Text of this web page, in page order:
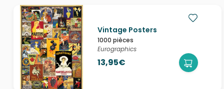
Vintage Posters
1000 pièces
Eurographics
13,95€